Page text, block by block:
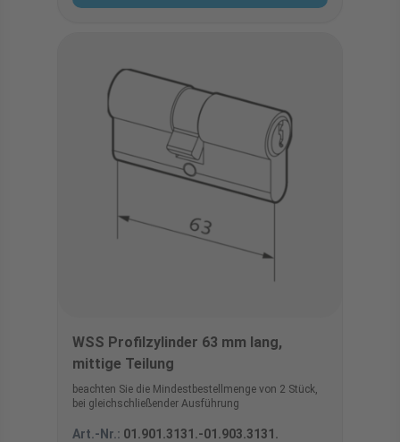
WSS Profilzylinder 63 mm lang,
mittige Teilung
beachten Sie die Mindestbestellmenge von 2 Stück,
bei gleichschließender Ausführung
Art.-Nr.: 01.901.3131.-01.903.3131.